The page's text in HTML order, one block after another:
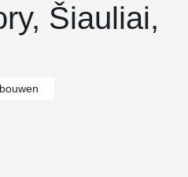
Šiauliai,